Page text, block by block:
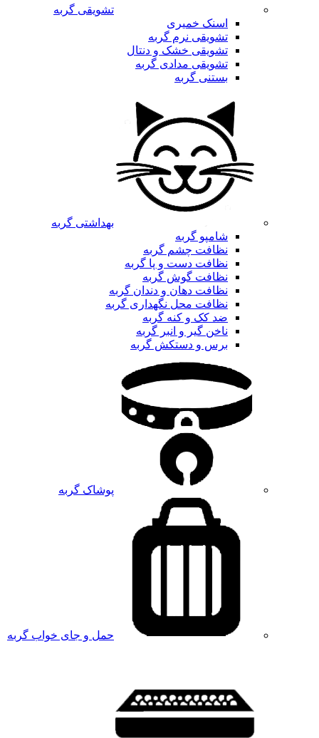
تشویقی گربه
اسنک خمیری
تشویقی نرم گربه
تشویقی خشک و دنتال
تشویقی مدادی گربه
بستنی گربه
بهداشتی گربه
شامپو گربه
نظافت چشم گربه
نظافت دست و پا گربه
نظافت گوش گربه
نظافت دهان و دندان گربه
نظافت محل نگهداری گربه
ضد کک و کنه گربه
ناخن گیر و انبر گربه
برس و دستکش گربه
پوشاک گربه
حمل و جای خواب گربه